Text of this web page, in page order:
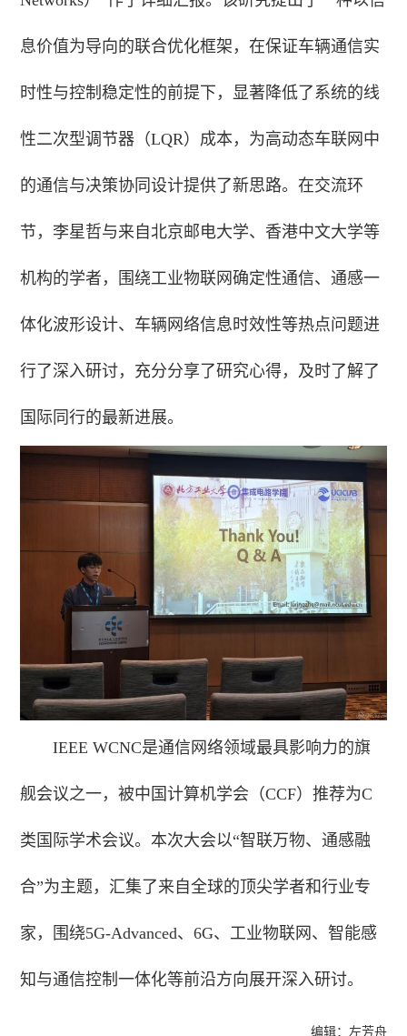
息价值为导向的联合优化框架，在保证车辆通信实
时性与控制稳定性的前提下，显著降低了系统的线
性二次型调节器（LQR）成本，为高动态车联网中
的通信与决策协同设计提供了新思路。在交流环
节，李星哲与来自北京邮电大学、香港中文大学等
机构的学者，围绕工业物联网确定性通信、通感一
体化波形设计、车辆网络信息时效性等热点问题进
行了深入研讨，充分分享了研究心得，及时了解了
国际同行的最新进展。
IEEE WCNC是通信网络领域最具影响力的旗
舰会议之一，被中国计算机学会（CCF）推荐为C
类国际学术会议。本次大会以“智联万物、通感融
合”为主题，汇集了来自全球的顶尖学者和行业专
家，围绕5G-Advanced、6G、工业物联网、智能感
知与通信控制一体化等前沿方向展开深入研讨。
编辑：左芳舟